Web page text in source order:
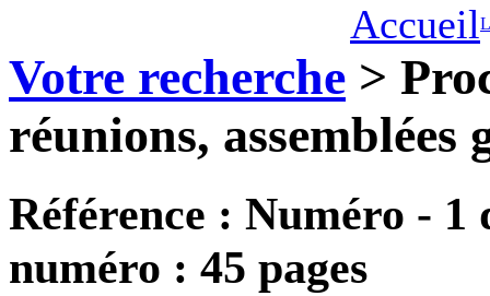
Accueil
Votre recherche >
réunions, assemblées
Référence : Numéro - 1
numéro : 45 pages